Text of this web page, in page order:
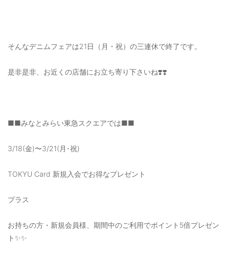
そんなデニムフェアは21日（月・祝）の三連休で終了です。
是非是非、お近くの店舗にお立ち寄り下さいね❣️❣️
■■みなとみらい東急スクエアでは■■
3/18(金)〜3/21(月･祝)
TOKYU Card 新規入会でお得なプレゼント
プラス
お持ちの方・新規会員様、期間中のご利用でポイント5倍プレゼン
ト✨✨